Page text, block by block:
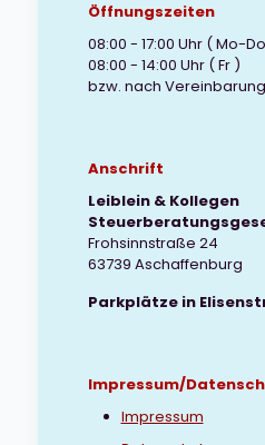
Öffnungszeiten
08:00 - 17:00 Uhr ( Mo-
08:00 - 14:00 Uhr ( Fr )
bzw. nach Vereinbarung
Anschrift
Leiblein & Kollegen
Frohsinnstraße 24
63739 Aschaffenburg
Parkplätze in
Impressum/
Impressum